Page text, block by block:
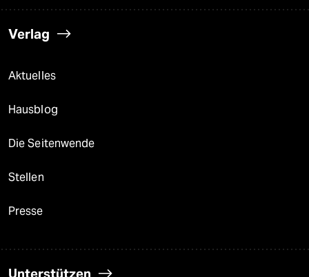
Verlag
Aktuelles
Hausblog
Die Seitenwende
Stellen
Presse